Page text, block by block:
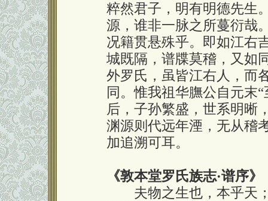
粹然君子，明有明德先生
源，谁非一脉之所蔓衍哉
况籍贯悬殊乎。即如江右
城既隔，谱牒莫稽，又如
外罗氏，虽皆江右人，而
同。惟我祖华膴公自元末
后，子孙繁盛，世系明晰
渊源则代远年湮，无从稽
加追溯可耳。
《敦本堂罗氏族志·谱序》
夫物之生也，本乎天；